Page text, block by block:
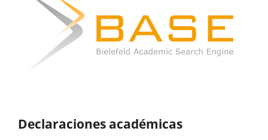
Declaraciones académicas